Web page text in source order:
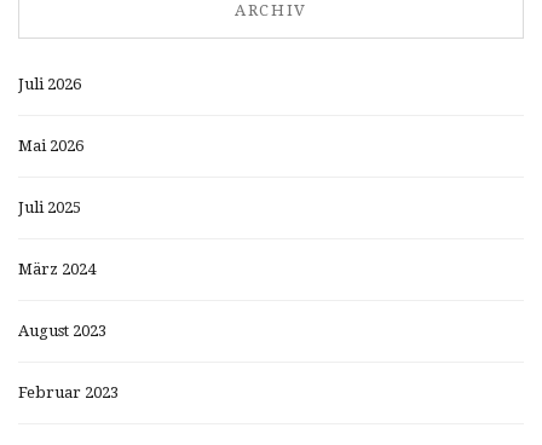
ARCHIV
Juli 2026
Mai 2026
Juli 2025
März 2024
August 2023
Februar 2023